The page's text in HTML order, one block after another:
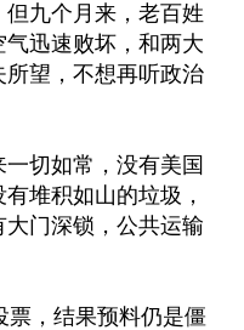
九个月来，老百姓
迅速败坏，和两大
望，不想再听政治
切如常，没有美国
堆积如山的垃圾，
门深锁，公共运输
票，结果预料仍是僵